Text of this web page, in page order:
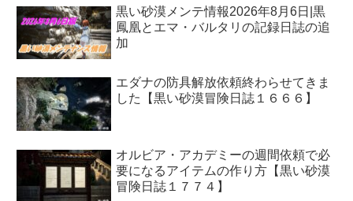
黒い砂漠メンテ情報2026年8月6日|黒
鳳凰とエマ・バルタリの記録日誌の追
加
エダナの防具解放依頼終わらせてきま
した【黒い砂漠冒険日誌１６６６】
オルビア・アカデミーの週間依頼で必
要になるアイテムの作り方【黒い砂漠
冒険日誌１７７４】